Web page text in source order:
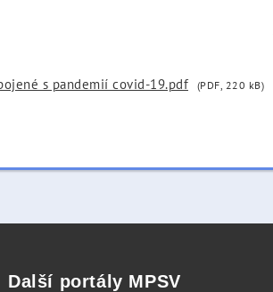
s pandemií covid-19.pdf (PDF, 220 kB)
Další portály MPSV